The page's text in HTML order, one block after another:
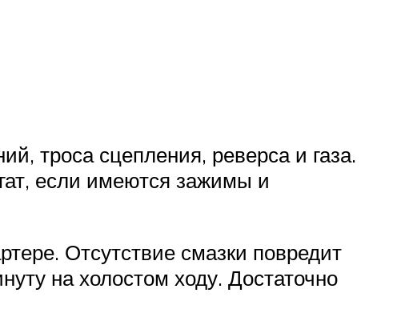
троса сцепления, реверса и газа.
если имеются зажимы и
Отсутствие смазки повредит
на холостом ходу. Достаточно